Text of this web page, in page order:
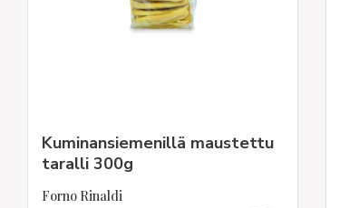
Kuminansiemenillä maustettu
taralli 300g
Forno Rinaldi